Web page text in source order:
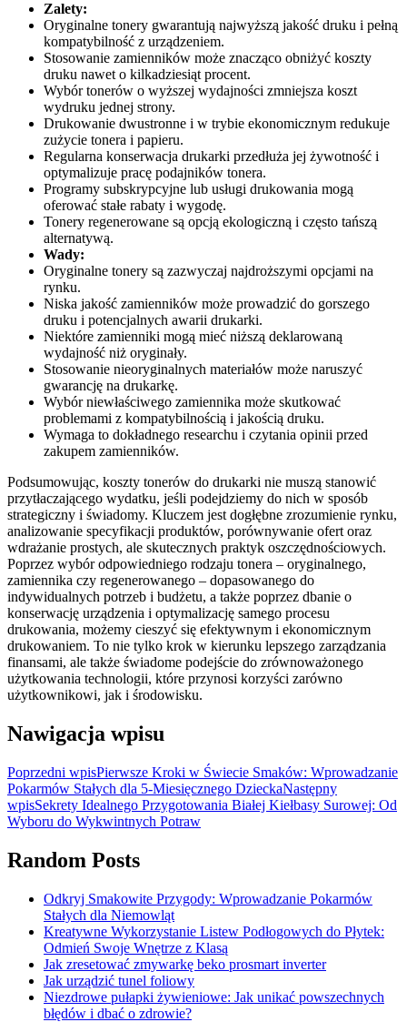
Zalety:
Oryginalne tonery gwarantują najwyższą jakość druku i pełną
kompatybilność z urządzeniem.
Stosowanie zamienników może znacząco obniżyć koszty
druku nawet o kilkadziesiąt procent.
Wybór tonerów o wyższej wydajności zmniejsza koszt
wydruku jednej strony.
Drukowanie dwustronne i w trybie ekonomicznym redukuje
zużycie tonera i papieru.
Regularna konserwacja drukarki przedłuża jej żywotność i
optymalizuje pracę podajników tonera.
Programy subskrypcyjne lub usługi drukowania mogą
oferować stałe rabaty i wygodę.
Tonery regenerowane są opcją ekologiczną i często tańszą
alternatywą.
Wady:
Oryginalne tonery są zazwyczaj najdroższymi opcjami na
rynku.
Niska jakość zamienników może prowadzić do gorszego
druku i potencjalnych awarii drukarki.
Niektóre zamienniki mogą mieć niższą deklarowaną
wydajność niż oryginały.
Stosowanie nieoryginalnych materiałów może naruszyć
gwarancję na drukarkę.
Wybór niewłaściwego zamiennika może skutkować
problemami z kompatybilnością i jakością druku.
Wymaga to dokładnego researchu i czytania opinii przed
zakupem zamienników.
Podsumowując, koszty tonerów do drukarki nie muszą stanowić
przytłaczającego wydatku, jeśli podejdziemy do nich w sposób
strategiczny i świadomy. Kluczem jest dogłębne zrozumienie rynku,
analizowanie specyfikacji produktów, porównywanie ofert oraz
wdrażanie prostych, ale skutecznych praktyk oszczędnościowych.
Poprzez wybór odpowiedniego rodzaju tonera – oryginalnego,
zamiennika czy regenerowanego – dopasowanego do
indywidualnych potrzeb i budżetu, a także poprzez dbanie o
konserwację urządzenia i optymalizację samego procesu
drukowania, możemy cieszyć się efektywnym i ekonomicznym
drukowaniem. To nie tylko krok w kierunku lepszego zarządzania
finansami, ale także świadome podejście do zrównoważonego
użytkowania technologii, które przynosi korzyści zarówno
użytkownikowi, jak i środowisku.
Nawigacja wpisu
Poprzedni wpisPierwsze Kroki w Świecie Smaków: Wprowadzanie
Pokarmów Stałych dla 5-Miesięcznego DzieckaNastępny
wpisSekrety Idealnego Przygotowania Białej Kiełbasy Surowej: Od
Wyboru do Wykwintnych Potraw
Random Posts
Odkryj Smakowite Przygody: Wprowadzanie Pokarmów
Stałych dla Niemowląt
Kreatywne Wykorzystanie Listew Podłogowych do Płytek:
Odmień Swoje Wnętrze z Klasą
Jak zresetować zmywarkę beko prosmart inverter
Jak urządzić tunel foliowy
Niezdrowe pułapki żywieniowe: Jak unikać powszechnych
błędów i dbać o zdrowie?